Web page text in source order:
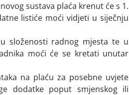
sustava plaća krenut će s 1.
listiće moći vidjeti u siječnju
složenosti radnog mjesta te u
moći će se kretati unutar
na plaću za posebne uvjete
dodatke poput smjenskog ili